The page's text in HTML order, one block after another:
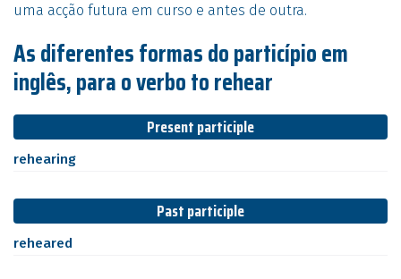
uma acção futura em curso e antes de outra.
As diferentes formas do particípio em
inglês, para o verbo to rehear
Present participle
rehearing
Past participle
reheared